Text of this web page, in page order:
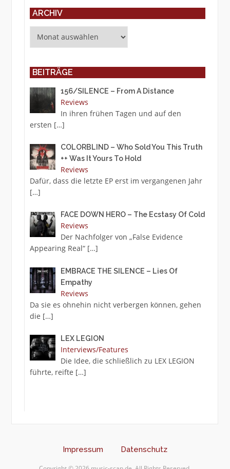
ARCHIV
BEITRÄGE
156/SILENCE – From A Distance
Reviews
In ihren frühen Tagen und auf den
ersten […]
COLORBLIND – Who Sold You This Truth
++ Was It Yours To Hold
Reviews
Dafür, dass die letzte EP erst im vergangenen Jahr
[…]
FACE DOWN HERO – The Ecstasy Of Cold
Reviews
Der Nachfolger von „False Evidence
Appearing Real“ […]
EMBRACE THE SILENCE – Lies Of
Empathy
Reviews
Da sie es ohnehin nicht verbergen können, gehen
die […]
LEX LEGION
Interviews/Features
Die Idee, die schließlich zu LEX LEGION
führte, reifte […]
Impressum Datenschutz